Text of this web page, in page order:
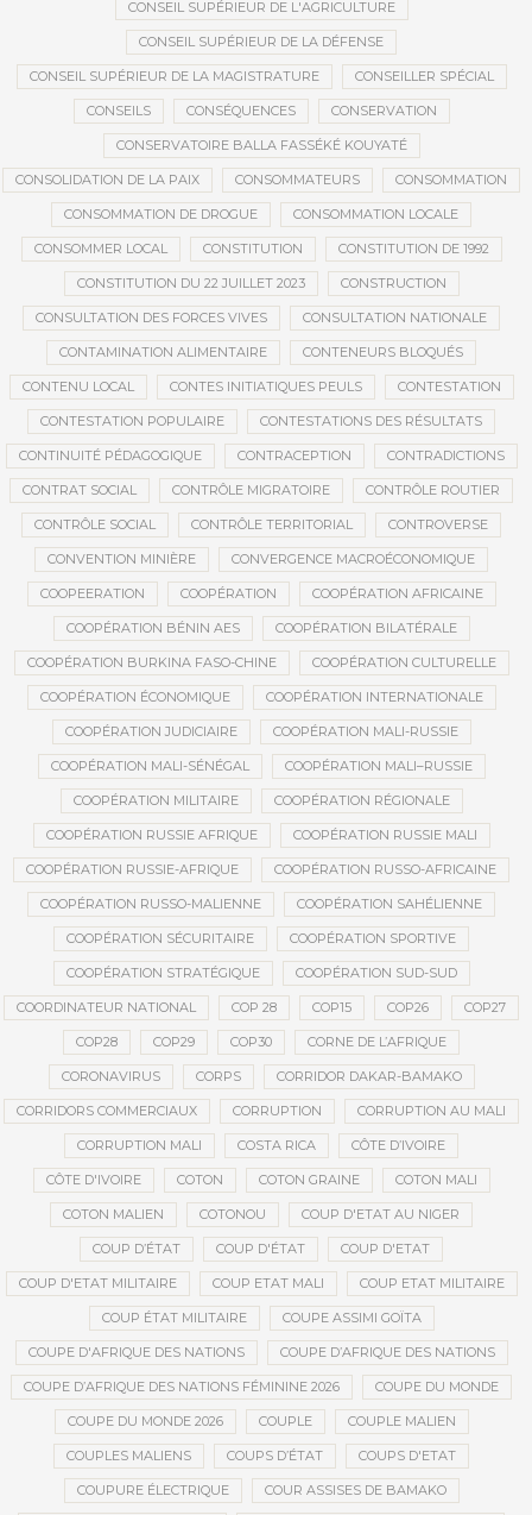
CONSEIL SUPÉRIEUR DE L'AGRICULTURE
CONSEIL SUPÉRIEUR DE LA DÉFENSE
CONSEIL SUPÉRIEUR DE LA MAGISTRATURE CONSEILLER SPÉCIAL
CONSEILS CONSÉQUENCES CONSERVATION
CONSERVATOIRE BALLA FASSÉKÉ KOUYATÉ
CONSOLIDATION DE LA PAIX CONSOMMATEURS CONSOMMATION
CONSOMMATION DE DROGUE CONSOMMATION LOCALE
CONSOMMER LOCAL CONSTITUTION CONSTITUTION DE 1992
CONSTITUTION DU 22 JUILLET 2023 CONSTRUCTION
CONSULTATION DES FORCES VIVES CONSULTATION NATIONALE
CONTAMINATION ALIMENTAIRE CONTENEURS BLOQUÉS
CONTENU LOCAL CONTES INITIATIQUES PEULS CONTESTATION
CONTESTATION POPULAIRE CONTESTATIONS DES RÉSULTATS
CONTINUITÉ PÉDAGOGIQUE CONTRACEPTION CONTRADICTIONS
CONTRAT SOCIAL CONTRÔLE MIGRATOIRE CONTRÔLE ROUTIER
CONTRÔLE SOCIAL CONTRÔLE TERRITORIAL CONTROVERSE
CONVENTION MINIÈRE CONVERGENCE MACROÉCONOMIQUE
COOPEERATION COOPÉRATION COOPÉRATION AFRICAINE
COOPÉRATION BÉNIN AES COOPÉRATION BILATÉRALE
COOPÉRATION BURKINA FASO-CHINE COOPÉRATION CULTURELLE
COOPÉRATION ÉCONOMIQUE COOPÉRATION INTERNATIONALE
COOPÉRATION JUDICIAIRE COOPÉRATION MALI-RUSSIE
COOPÉRATION MALI-SÉNÉGAL COOPÉRATION MALI–RUSSIE
COOPÉRATION MILITAIRE COOPÉRATION RÉGIONALE
COOPÉRATION RUSSIE AFRIQUE COOPÉRATION RUSSIE MALI
COOPÉRATION RUSSIE-AFRIQUE COOPÉRATION RUSSO-AFRICAINE
COOPÉRATION RUSSO-MALIENNE COOPÉRATION SAHÉLIENNE
COOPÉRATION SÉCURITAIRE COOPÉRATION SPORTIVE
COOPÉRATION STRATÉGIQUE COOPÉRATION SUD-SUD
COORDINATEUR NATIONAL COP 28 COP15 COP26 COP27
COP28 COP29 COP30 CORNE DE L’AFRIQUE
CORONAVIRUS CORPS CORRIDOR DAKAR-BAMAKO
CORRIDORS COMMERCIAUX CORRUPTION CORRUPTION AU MALI
CORRUPTION MALI COSTA RICA CÔTE D’IVOIRE
CÔTE D'IVOIRE COTON COTON GRAINE COTON MALI
COTON MALIEN COTONOU COUP D'ETAT AU NIGER
COUP D’ÉTAT COUP D'ÉTAT COUP D'ETAT
COUP D'ETAT MILITAIRE COUP ETAT MALI COUP ETAT MILITAIRE
COUP ÉTAT MILITAIRE COUPE ASSIMI GOÏTA
COUPE D'AFRIQUE DES NATIONS COUPE D’AFRIQUE DES NATIONS
COUPE D’AFRIQUE DES NATIONS FÉMININE 2026 COUPE DU MONDE
COUPE DU MONDE 2026 COUPLE COUPLE MALIEN
COUPLES MALIENS COUPS D’ÉTAT COUPS D'ETAT
COUPURE ÉLECTRIQUE COUR ASSISES DE BAMAKO